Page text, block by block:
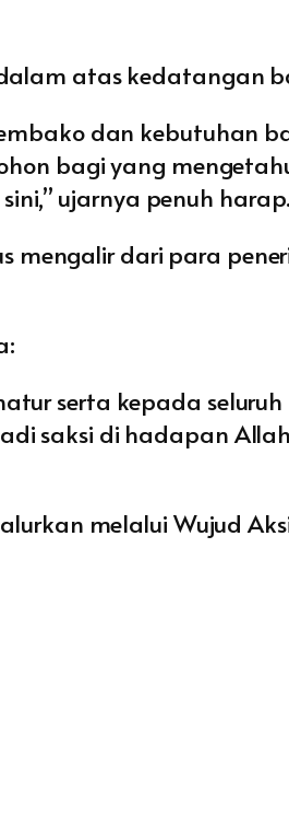
atas kedatangan
dan kebutuhan
bagi yang
ujarnya penuh harap.
mengalir dari para
serta kepada seluruh
saksi di hadapan
melalui Wujud